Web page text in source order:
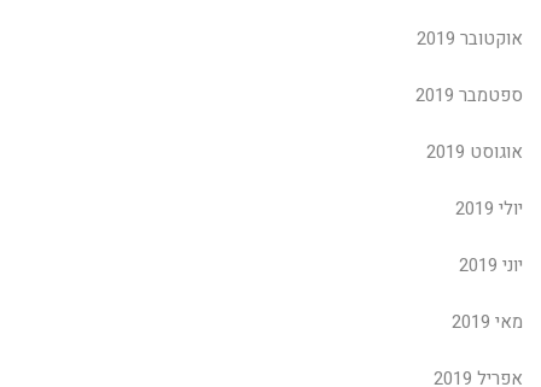
אוקטובר 2019
ספטמבר 2019
אוגוסט 2019
יולי 2019
יוני 2019
מאי 2019
אפריל 2019